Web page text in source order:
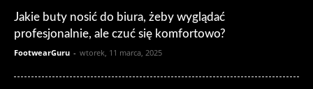
Jakie buty nosić do biura, żeby wyglądać
profesjonalnie, ale czuć się komfortowo?
FootwearGuru - wtorek, 11 marca, 2025